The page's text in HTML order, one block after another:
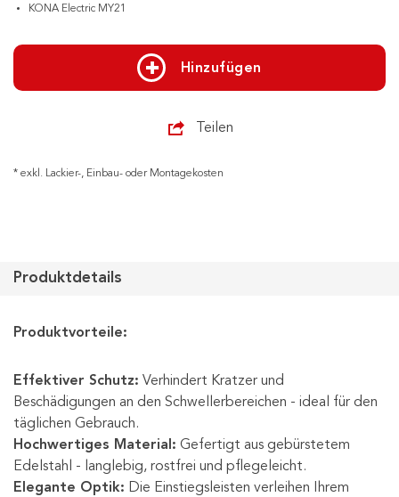
KONA Electric MY21
Hinzufügen
Teilen
* exkl. Lackier-, Einbau- oder Montagekosten
Produktdetails
Produktvorteile:
Effektiver Schutz: Verhindert Kratzer und
Beschädigungen an den Schwellerbereichen - ideal für den
täglichen Gebrauch.
Hochwertiges Material: Gefertigt aus gebürstetem
Edelstahl - langlebig, rostfrei und pflegeleicht.
Elegante Optik: Die Einstiegsleisten verleihen Ihrem